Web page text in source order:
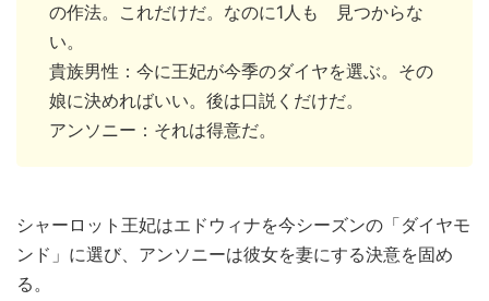
の作法。これだけだ。なのに1人も 見つからな
い。
貴族男性：今に王妃が今季のダイヤを選ぶ。その
娘に決めればいい。後は口説くだけだ。
アンソニー：それは得意だ。
シャーロット王妃はエドウィナを今シーズンの「ダイヤモ
ンド」に選び、アンソニーは彼女を妻にする決意を固め
る。